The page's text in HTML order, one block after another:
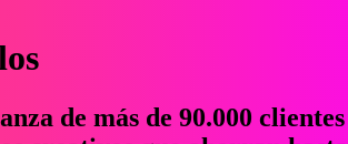
de más de 90.000 clientes